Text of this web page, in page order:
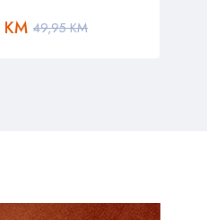
49,95KM
KM